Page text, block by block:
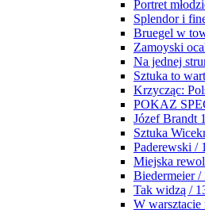
Portret
Splendor i
Bruegel w
Zamoyski
Na jednej
Sztuka to
Krzycząc:
POKAZ
Józef Brandt
Sztuka
Paderewski /
Miejska
Biedermeier /
Tak widzą /
W warsztacie